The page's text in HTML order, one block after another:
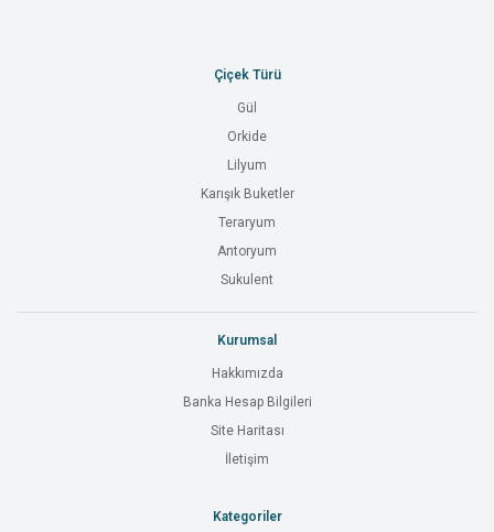
Çiçek Türü
Gül
Orkide
Lilyum
Karışık Buketler
Teraryum
Antoryum
Sukulent
Kurumsal
Hakkımızda
Banka Hesap Bilgileri
Site Haritası
İletişim
Kategoriler